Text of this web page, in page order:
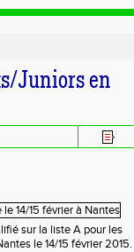
Juniors en
sur la liste A pour les
le 14/15 février 2015.